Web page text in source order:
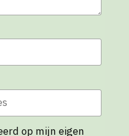
op mijn eigen